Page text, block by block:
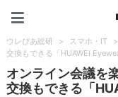
ウレぴあ総研 > スマホ・IT >
交換もできる「HUAWEI
オンライン会議を
交換もできる「